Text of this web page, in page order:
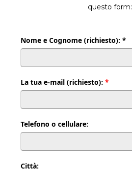
questo form:
Nome e Cognome (richiesto): *
La tua e-mail (richiesto):*
Telefono o cellulare:
Città: